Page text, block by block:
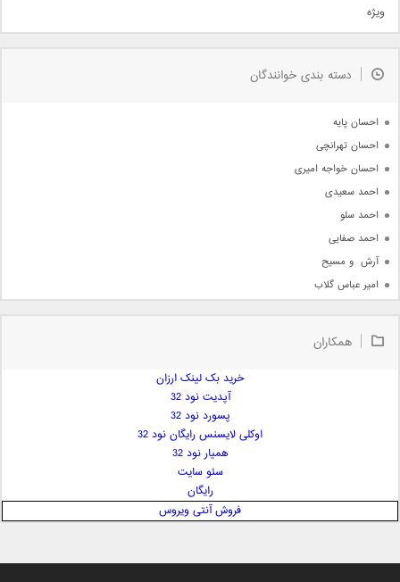
دمو
مذهبی
جدیدترین ها
ویژه
دسته بندی خوانندگان
احسان پایه
احسان تهرانچی
احسان خواجه امیری
احمد سعیدی
احمد سلو
احمد صفایی
آرش  و مسیح
امیر عباس گلاب
امیر علی
ایمان غلامی
بابک جهانبخش
همکاران
خرید بک لینک ارزان
آپدیت نود 32
پسورد نود 32
اوکلی لایسنس رایگان نود 32
همیار نود 32
سئو سایت
رایگان
فروش آنتی ویروس